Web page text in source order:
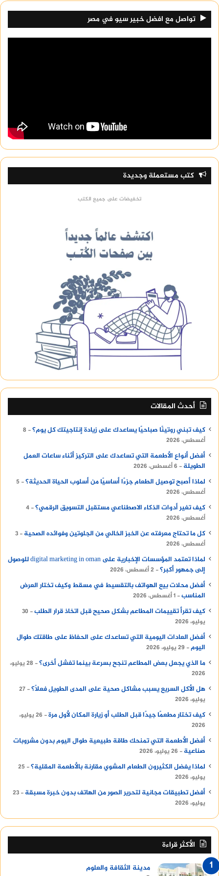
تواصل مع افضل خبير سيو في مصر
كتب مستعملة وجديدة
تخفيضات على جميع الكتب
أحدث المقالات
كيف تبني روتينًا صباحيًا يساعدك على زيادة إنتاجيتك كل يوم؟
8
أغسطس، 2026
أفضل أنواع الأطعمة التي تساعدك على التركيز أثناء ساعات العمل
الطويلة
6 أغسطس، 2026
لماذا أصبح توصيل الطعام جزءًا أساسيًا من أسلوب الحياة الحديثة؟
5
أغسطس، 2026
كيف تغير أدوات الذكاء الاصطناعي مستقبل التسويق الرقمي؟ 4
أغسطس، 2026
كل ما تحتاج معرفته عن الخبز الخالي من الجلوتين وفوائده الصحية
3
أغسطس، 2026
لماذا تعتمد المؤسسات الإخبارية على digital marketing in oman للوصول
إلى جمهور أكبر؟ 2 أغسطس، 2026
أفضل محلات بيع الهواتف بالتقسيط في مسقط وكيف تختار العرض
المناسب 1 أغسطس، 2026
كيف تقرأ تقييمات المطاعم بشكل صحيح قبل اتخاذ قرار الطلب
30
يوليو، 2026
أفضل العادات اليومية التي تساعدك على الحفاظ على طاقتك طوال
اليوم
29 يوليو، 2026
ما الذي يجعل بعض المطاعم تنجح بسرعة بينما تفشل أخرى؟
28 يوليو،
2026
هل الأكل السريع يسبب مشاكل صحية على المدى الطويل فعلًا؟ 27
يوليو، 2026
كيف تختار مطعمًا جيدًا قبل الطلب أو زيارة المكان لأول مرة
26 يوليو،
2026
أفضل الأطعمة التي تمنحك طاقة طبيعية طوال اليوم بدون مشروبات
صناعية
26 يوليو، 2026
لماذا يفضل الكثيرون الطعام المشوي مقارنة بالأطعمة المقلية؟
25
يوليو، 2026
أفضل تطبيقات مجانية لتحرير الصور من الهاتف بدون خبرة مسبقة
23
يوليو، 2026
الأكثر قراءة
مدينة الثقافة والعلوم